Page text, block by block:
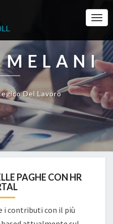
MELANI
Del Lavoro
PAGHE CON HR
i contributi con il più